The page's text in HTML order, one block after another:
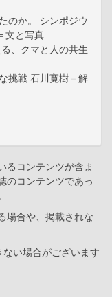
のか。 シンポジウ
文と写真
、クマと人の共生
挑戦 石川寛樹＝解
るコンテンツが含ま
のコンテンツであっ
場合や、掲載されな
い場合がございます